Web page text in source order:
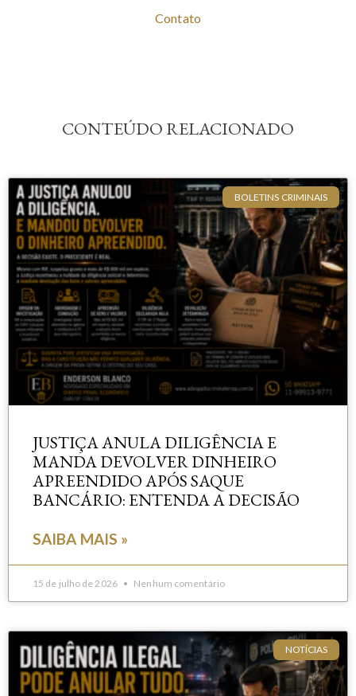
Contato
CONTEÚDO RELACIONADO
BOLETINS CRIMINAIS
JUSTIÇA ANULA DILIGÊNCIA E
MANDA DEVOLVER DINHEIRO
APREENDIDO APÓS SAQUE
BANCÁRIO: ENTENDA A DECISÃO
SAIBA MAIS »
15 de julho de 2026 Nenhum comentário
NOTÍCIAS